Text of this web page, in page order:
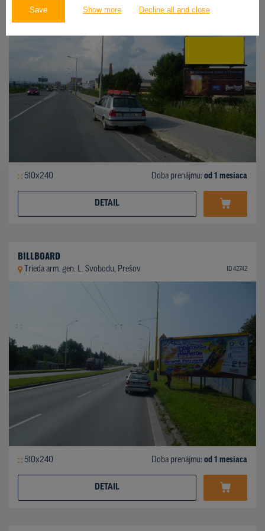
Save Show more Decline all and close
510x240 Doba prenájmu: od 1 mesiaca
DETAIL
BILLBOARD
Trieda arm. gen. L. Svobodu, Prešov ID 42742
510x240 Doba prenájmu: od 1 mesiaca
DETAIL